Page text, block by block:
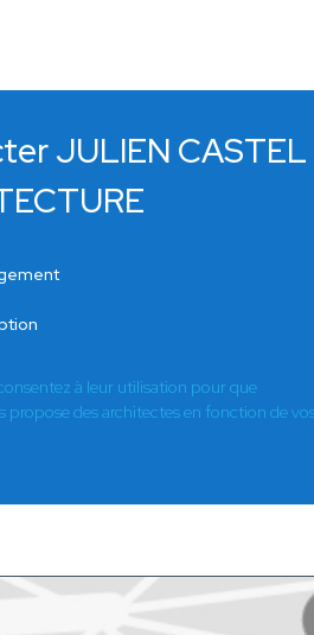
JULIEN CASTEL
à leur utilisation pour que
propose des architectes en fonction de